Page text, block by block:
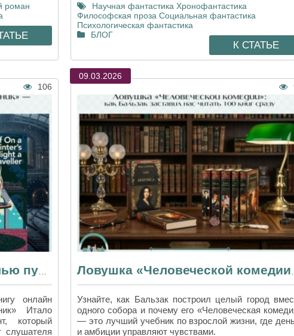
роман
Научная фантастика Хронофантастика
Философская проза Социальная фантастика
Психологическая фантастика
БЛОГ
К СТАТЬЕ
106
онлайн
Итало
который
слушателя
09.03.2026
Узнайте, как Бальзак построил целый город
одного собора и почему его «Человеческая
— это лучший учебник по взрослой жизни, где
и амбиции управляют чувствами.